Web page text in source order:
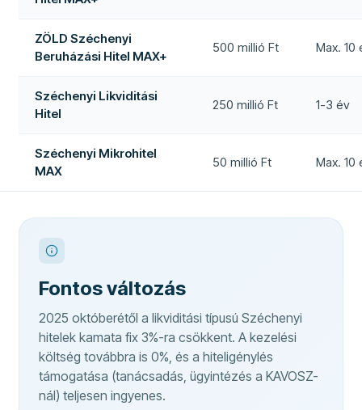
ZÖLD Széchenyi
Beruházási Hitel MAX+
500 millió Ft Max. 10
Széchenyi Likviditási
Hitel
250 millió Ft 1-3 év
Széchenyi Mikrohitel
MAX
50 millió Ft Max. 10
Fontos változás
2025 októberétől a likviditási típusú Széchenyi
hitelek kamata fix 3%-ra csökkent. A kezelési
költség továbbra is 0%, és a hiteligénylés
támogatása (tanácsadás, ügyintézés a KAVOSZ-
nál) teljesen ingyenes.